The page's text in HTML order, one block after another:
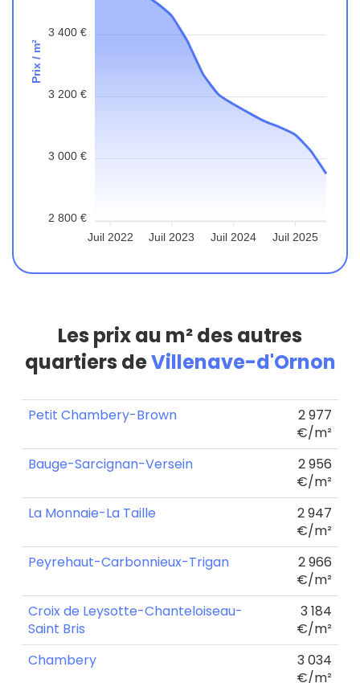
3 400 €
3 200 €
3 000 €
2 800 €
Prix / m²
Juil 2022 Juil 2023 Juil 2024 Juil 2025
Les prix au m² des autres
quartiers deVillenave-d'Ornon
Petit Chambery-Brown
2 977
€/m²
Bauge-Sarcignan-Versein
2 956
€/m²
La Monnaie-La Taille
2 947
€/m²
Peyrehaut-Carbonnieux-Trigan
2 966
€/m²
Croix de Leysotte-Chanteloiseau-
Saint Bris
3 184
€/m²
Chambery
3 034
€/m²